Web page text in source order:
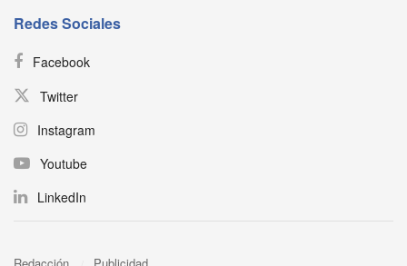
Redes Sociales
Facebook
Twitter
Instagram
Youtube
LinkedIn